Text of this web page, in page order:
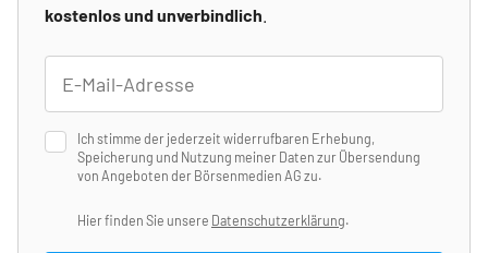
kostenlos und unverbindlich
Ich stimme der jederzeit widerrufbaren Erhebung,
Speicherung und Nutzung meiner Daten zur Übersendung
von Angeboten der Börsenmedien AG zu.
Hier finden Sie unsere Datenschutzerklärung.